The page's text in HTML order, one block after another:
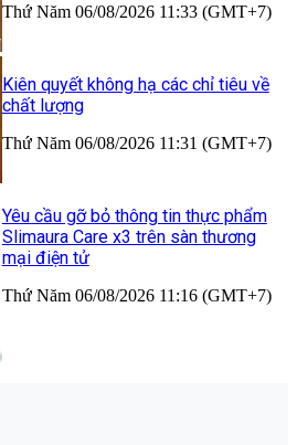
Thứ Năm 06/08/2026 11:33 (GMT+7)
Kiên quyết không hạ các chỉ tiêu về
chất lượng
Thứ Năm 06/08/2026 11:31 (GMT+7)
Yêu cầu gỡ bỏ thông tin thực phẩm
Slimaura Care x3 trên sàn thương
mại điện tử
Thứ Năm 06/08/2026 11:16 (GMT+7)